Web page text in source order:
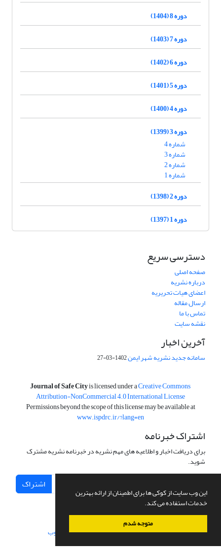
این وب سایت از کوکی ها برای اطمینان از ارائه بهترین
خدمات استفاده می کند.
متوجه شدم
دوره 8 (1404)
دوره 7 (1403)
دوره 6 (1402)
دوره 5 (1401)
دوره 4 (1400)
دوره 3 (1399)
شماره 4
شماره 3
شماره 2
شماره 1
دوره 2 (1398)
دوره 1 (1397)
دسترسی سریع
صفحه اصلی
درباره نشریه
اعضای هیات تحریریه
ارسال مقاله
تماس با ما
نقشه سایت
آخرین اخبار
سامانه جدید نشریه شهر ایمن1402-03-27
Journal of Safe City
is licensed under aCreative Commons
Attribution-NonCommercial 4.0 International License
Permissions beyond the scope of this license may be available at
www.ispdrc.ir/?lang=en
اشتراک خبرنامه
برای دریافت اخبار و اطلاعیه های مهم نشریه در خبرنامه نشریه مشترک
شوید.
اشتراک
سامانه مدیریت نشریات علمی.طراحی و پیاده سازی از سیناوب